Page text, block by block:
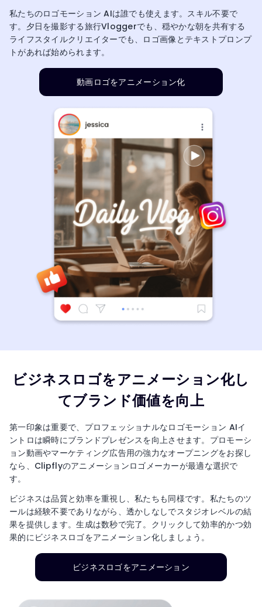
私たちのロゴモーション AIは誰でも使えます。スキル不要で
す。夕日を撮影する旅行Vloggerでも、穏やかな朝を共有する
ライフスタイルクリエイターでも、ロゴ画像とテキストプロンプ
トがあれば始められます。
動画ロゴをアニメーション化
ビジネスロゴをアニメーション化し
てブランド価値を向上
第一印象は重要で、プロフェッショナルなロゴモーション AIイ
ントロは瞬時にブランドプレゼンスを向上させます。プロモーシ
ョン動画やマーケティング広告用の強力なオープニングをお探し
なら、Clipflyのアニメーションロゴメーカーが最適な選択で
す。
ビジネスは品質と効率を重視し、私たちも同様です。私たちのツ
ールは経験不要でありながら、透かしなしでスタジオレベルの結
果を提供します。生成は数秒で完了。クリックして効率的かつ効
果的にビジネスロゴをアニメーション化しましょう。
ビジネスロゴをアニメーション